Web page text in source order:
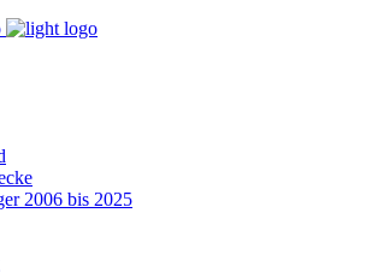
2006 bis 2025